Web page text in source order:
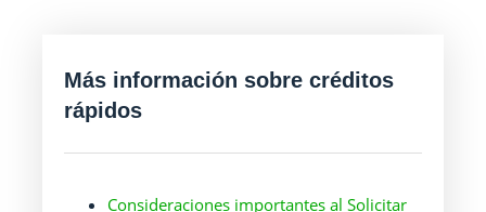
Más información sobre créditos
rápidos
Consideraciones importantes al Solicitar